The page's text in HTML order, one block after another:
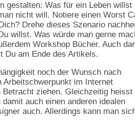
gestalten: Was für ein Leben willst
nicht will. Notiere einen Worst
Drehe dieses Szenario
willst. Was würde man gerne
Workshop Bücher. Auch
Du am Ende des Artikels.
noch der Wunsch nach
im Internet
ziehen. Gleichzeitig heisst
auch einen anderen idealen
auch. Allerdings kann man